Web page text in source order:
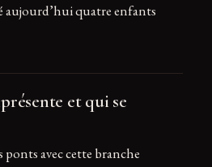
aujourd’hui quatre enfants
et qui se
avec cette branche